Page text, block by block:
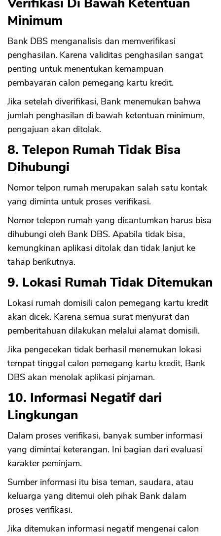
Minimum
Bank DBS menganalisis dan memverifikasi
penghasilan. Karena validitas penghasilan sangat
penting untuk menentukan kemampuan
pembayaran calon pemegang kartu kredit.
Jika setelah diverifikasi, Bank menemukan bahwa
jumlah penghasilan di bawah ketentuan minimum,
pengajuan akan ditolak.
8. Telepon Rumah Tidak Bisa
Dihubungi
Nomor telpon rumah merupakan salah satu kontak
yang diminta untuk proses verifikasi.
Nomor telepon rumah yang dicantumkan harus bisa
dihubungi oleh Bank DBS. Apabila tidak bisa,
kemungkinan aplikasi ditolak dan tidak lanjut ke
tahap berikutnya.
9. Lokasi Rumah Tidak Ditemukan
Lokasi rumah domisili calon pemegang kartu kredit
akan dicek. Karena semua surat menyurat dan
pemberitahuan dilakukan melalui alamat domisili.
Jika pengecekan tidak berhasil menemukan lokasi
tempat tinggal calon pemegang kartu kredit, Bank
DBS akan menolak aplikasi pinjaman.
10. Informasi Negatif dari
Lingkungan
Dalam proses verifikasi, banyak sumber informasi
yang dimintai keterangan. Ini bagian dari evaluasi
karakter peminjam.
Sumber informasi itu bisa teman, saudara, atau
keluarga yang ditemui oleh pihak Bank dalam
proses verifikasi.
Jika ditemukan informasi negatif mengenai calon
OK
CANCEL